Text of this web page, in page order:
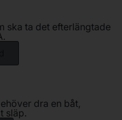
ska ta det efterlängtade
dra en båt,
släp.